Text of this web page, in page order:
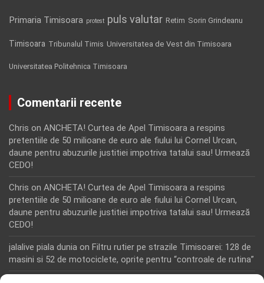
Primaria Timisoara protest puls valutar Retim Sorin Grindeanu
Timisoara Tribunalul Timis Universitatea de Vest din Timisoara
Universitatea Politehnica Timisoara
Comentarii recente
Chris on ANCHETA! Curtea de Apel Timisoara a respins
pretentiile de 50 milioane de euro ale fiului lui Cornel Urcan,
daune pentru abuzurile justitiei impotriva tatalui sau! Urmează
CEDO!
Chris on ANCHETA! Curtea de Apel Timisoara a respins
pretentiile de 50 milioane de euro ale fiului lui Cornel Urcan,
daune pentru abuzurile justitiei impotriva tatalui sau! Urmează
CEDO!
jalalive piala dunia on Filtru rutier pe strazile Timisoarei: 128 de
masini si 52 de motociclete, oprite pentru “controale de rutina”